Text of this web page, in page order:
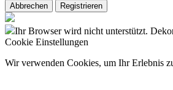
Abbrechen Registrieren
Ihr Browser wird nicht unterstützt.
Cookie Einstellungen
Wir verwenden Cookies, um Ihr Erlebnis